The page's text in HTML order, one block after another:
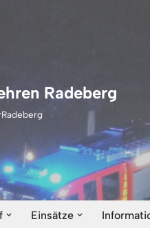
Radeberg
Einsätze